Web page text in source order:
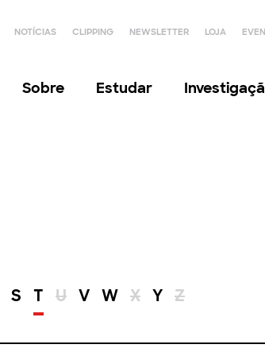
NOTÍCIAS CLIPPING NEWSLETTER LOJA
Sobre Estudar
S T U V W X Y Z